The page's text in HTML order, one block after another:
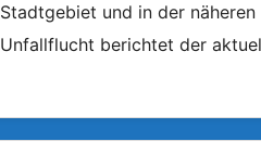
Stadtgebiet und in der
Unfallflucht berichtet der